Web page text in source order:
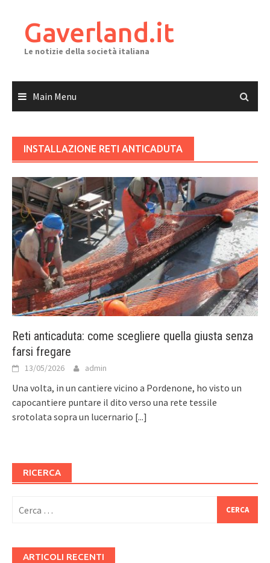
contentGaverland.it
Le notizie della società italiana
Main Menu
INSTALLAZIONE RETI ANTICADUTA
Reti anticaduta: come scegliere quella giusta senza
farsi fregare
13/05/2026 admin
Una volta, in un cantiere vicino a Pordenone, ho visto un
capocantiere puntare il dito verso una rete tessile
srotolata sopra un lucernario [...]
RICERCA
per:
ARTICOLI RECENTI